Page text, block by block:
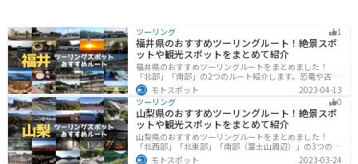
ツーリング 1
福井県のおすすめツーリングルート！絶景スポ
ットや観光スポットをまとめて紹介
福井県のおすすめツーリングルートをまとめました！
「北部」「南部」の2つのルート紹介します。恐竜や古代
遺跡、温泉地など魅力に溢れるスポットが多数ありま
す。バイクで福井県にツーリングに行く際は参考にして
ください。
モトスポット
2023-04-13
ツーリング
0
山梨県のおすすめツーリングルート！絶景スポ
ットや観光スポットをまとめて紹介
山梨県のおすすめツーリングルートをまとめました！
「北西部」「北東部」「南部（富士山周辺）」の3つのル
ート紹介します。富士山を中心に自然豊かな景色や食事
モトスポット
2023-03-24